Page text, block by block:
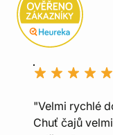
"Velmi rychlé
Chuť čajů